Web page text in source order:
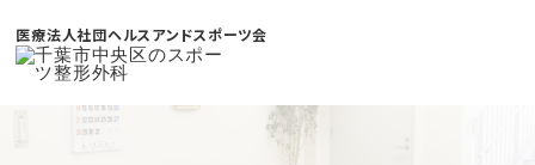
医療法人社団ヘルスアンドスポーツ会